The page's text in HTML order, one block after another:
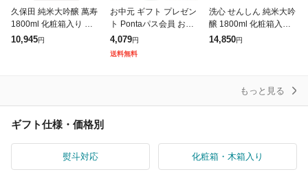
久保田 純米大吟醸 萬寿
1800ml 化粧箱入り 新
潟県 朝日酒造 正規販売
10,945円
お中元 ギフト プレゼン
ト Pontaパス会員 お酒
日本酒 名城 千姫 大吟
醸 化粧箱入り一升瓶 18
00ml 送料無料 お祝
4,079円
送料無料
洗心 せんしん 純米大吟
醸 1800ml 化粧箱入り
新潟県 朝日酒造 正規販
14,850円
もっと見る
ギフト仕様・価格別
熨斗対応 化粧箱・木箱入り